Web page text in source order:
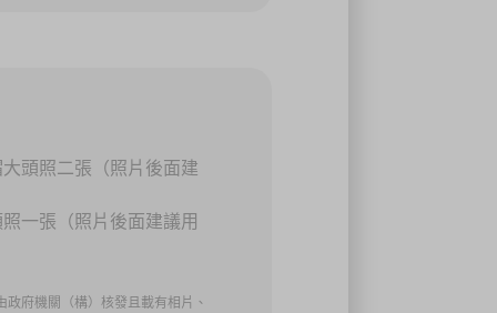
頭照二張（照片後面建
一張（照片後面建議用
府機關（構）核發且載有相片、